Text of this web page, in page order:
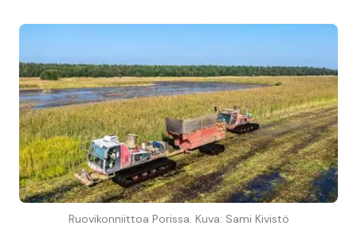
Ruovikonniittoa Porissa. Kuva: Sami Kivistö